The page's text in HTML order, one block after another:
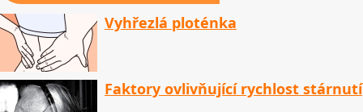
Vyhřezlá ploténka
Faktory ovlivňující rychlost stárnutí